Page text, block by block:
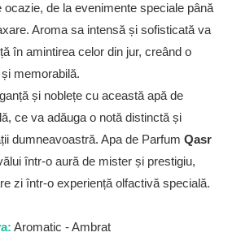
ocazie, de la evenimente speciale până
Aroma sa intensă și sofisticată va
în amintirea celor din jur, creând o
memorabilă.
și noblețe cu această apă de
ce va adăuga o notă distinctă și
dumneavoastră. Apa de Parfum Qasr
într-o aură de mister și prestigiu,
zi într-o experiență olfactivă specială.
Aromatic - Ambrat